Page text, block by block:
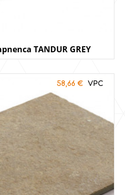
TANDUR GREY
58,66 €